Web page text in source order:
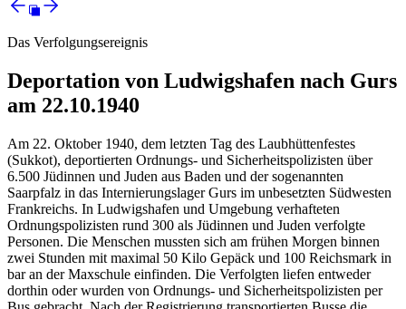
Das Verfolgungsereignis
Deportation von Ludwigshafen nach Gurs
am 22.10.1940
Am 22. Oktober 1940, dem letzten Tag des Laubhüttenfestes
(Sukkot), deportierten Ordnungs- und Sicherheitspolizisten über
6.500 Jüdinnen und Juden aus Baden und der sogenannten
Saarpfalz in das Internierungslager Gurs im unbesetzten Südwesten
Frankreichs. In Ludwigshafen und Umgebung verhafteten
Ordnungspolizisten rund 300 als Jüdinnen und Juden verfolgte
Personen. Die Menschen mussten sich am frühen Morgen binnen
zwei Stunden mit maximal 50 Kilo Gepäck und 100 Reichsmark in
bar an der Maxschule einfinden. Die Verfolgten liefen entweder
dorthin oder wurden von Ordnungs- und Sicherheitspolizisten per